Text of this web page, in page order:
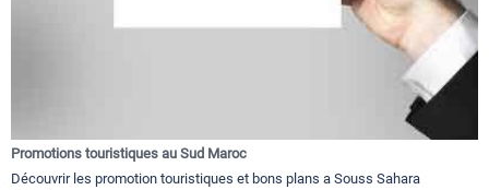
Promotions touristiques au Sud Maroc
Découvrir les promotion touristiques et bons plans a Souss Sahara